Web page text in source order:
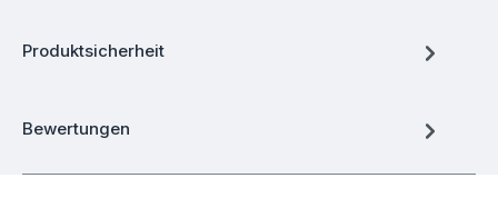
Produktsicherheit
Bewertungen